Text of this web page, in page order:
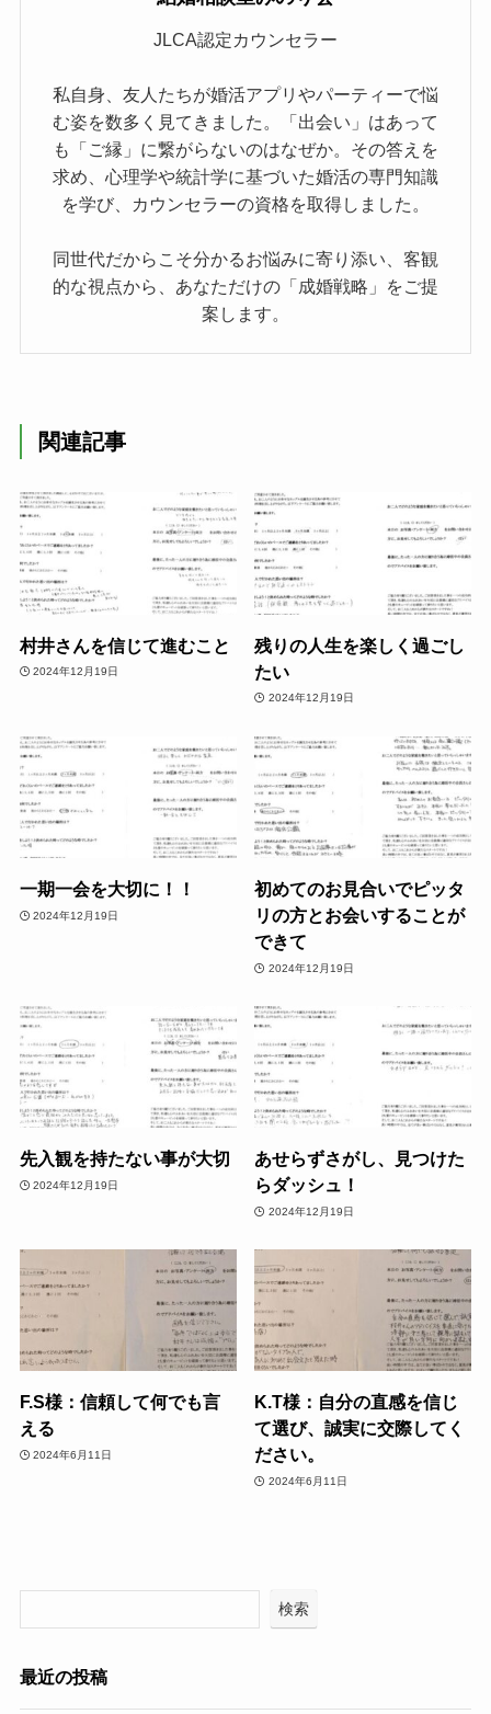
JLCA認定カウンセラー
私自身、友人たちが婚活アプリやパーティーで悩
む姿を数多く見てきました。「出会い」はあって
も「ご縁」に繋がらないのはなぜか。その答えを
求め、心理学や統計学に基づいた婚活の専門知識
を学び、カウンセラーの資格を取得しました。
同世代だからこそ分かるお悩みに寄り添い、客観
的な視点から、あなただけの「成婚戦略」をご提
案します。
関連記事
村井さんを信じて進むこと
2024年12月19日
残りの人生を楽しく過ごし
たい
2024年12月19日
一期一会を大切に！！
2024年12月19日
初めてのお見合いでピッタ
リの方とお会いすることが
できて
2024年12月19日
先入観を持たない事が大切
2024年12月19日
あせらずさがし、見つけた
らダッシュ！
2024年12月19日
F.S様：信頼して何でも言
える
2024年6月11日
K.T様：自分の直感を信じ
て選び、誠実に交際してく
ださい。
2024年6月11日
検索
最近の投稿